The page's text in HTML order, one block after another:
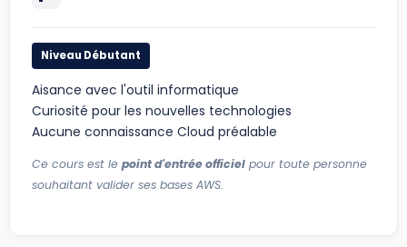
Niveau Débutant
Aisance avec l'outil informatique
Curiosité pour les nouvelles technologies
Aucune connaissance Cloud préalable
Ce cours est le point d'entrée officiel pour toute personne
souhaitant valider ses bases AWS.